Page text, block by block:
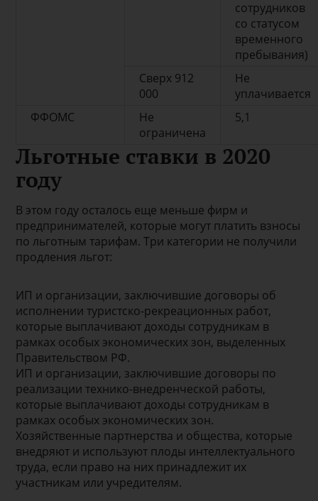
сотрудников
со статусом
временного
пребывания)
Сверх 912
000
Не
уплачивается
ФФОМС
Не
ограничена
5,1
Льготные ставки в 2020
году
В этом году осталось еще меньше фирм и
предпринимателей, которые могут платить взносы
по льготным тарифам. Три категории не получили
продления льгот:
ИП и организации, заключившие договоры об
исполнении туристско-рекреационных работ,
которые выплачивают доходы сотрудникам в
рамках особых экономических зон, выделенных
Правительством РФ.
ИП и организации, заключившие договоры по
реализации технико-внедренческой работы,
которые выплачивают доходы сотрудникам в
рамках особых экономических зон.
Хозяйственные партнерства и общества, которые
внедряют и используют плоды интеллектуального
труда, если право на них принадлежит их
участникам или учредителям.